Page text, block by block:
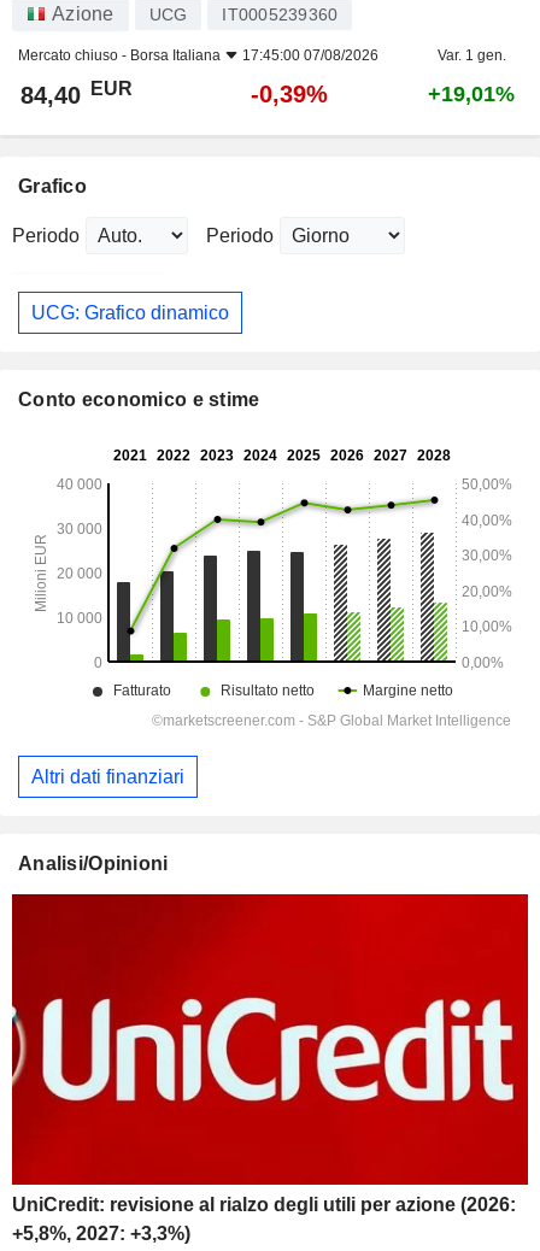
Azione UCG IT0005239360
Mercato chiuso - Borsa Italiana 17:45:00 07/08/2026 Var. 1 gen.
84,40 EUR -0,39% +19,01%
Grafico
Periodo Periodo
UCG: Grafico dinamico
Conto economico e stime
Altri dati finanziari
Analisi/Opinioni
UniCredit: revisione al rialzo degli utili per azione (2026:
+5,8%, 2027: +3,3%)